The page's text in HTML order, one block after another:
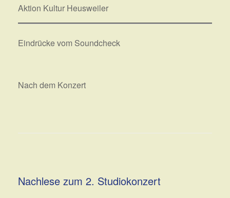
Aktion Kultur Heusweiler
Eindrücke vom Soundcheck
Nach dem Konzert
Nachlese zum 2. Studiokonzert